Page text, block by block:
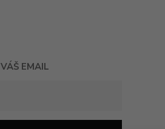
VÁŠ EMAIL